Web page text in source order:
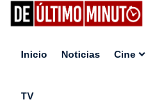
Inicio Noticias Cine
TV